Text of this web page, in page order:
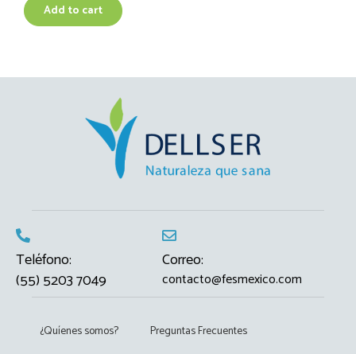
Add to cart
Teléfono:
(55) 5203 7049
Correo:
contacto@fesmexico.com
¿Quíenes somos? Preguntas Frecuentes